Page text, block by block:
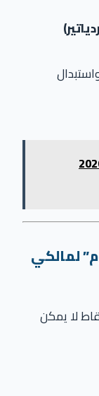
نيسان صني 2026
لمالكي
في “أعطال.كوم” تخبرنا أن هناك 3 نقاط لا يمكن